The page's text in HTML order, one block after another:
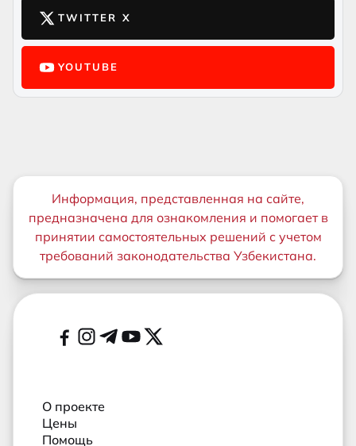
TWITTER X
YOUTUBE
Важная информация
Информация, представленная на сайте,
предназначена для ознакомления и помогает в
принятии самостоятельных решений с учетом
требований законодательства Узбекистана.
Дополнительные ссылки
Социальные сети
О проекте
Цены
Помощь